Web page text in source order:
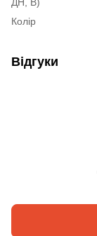
Колір
Відгуки